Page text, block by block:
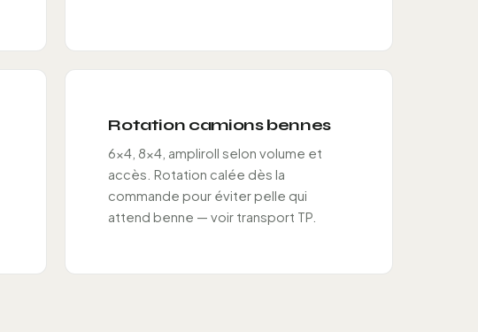
Rotation camions bennes
6×4, 8×4, ampliroll selon volume et
accès. Rotation calée dès la
commande pour éviter pelle qui
attend benne — voir transport TP.